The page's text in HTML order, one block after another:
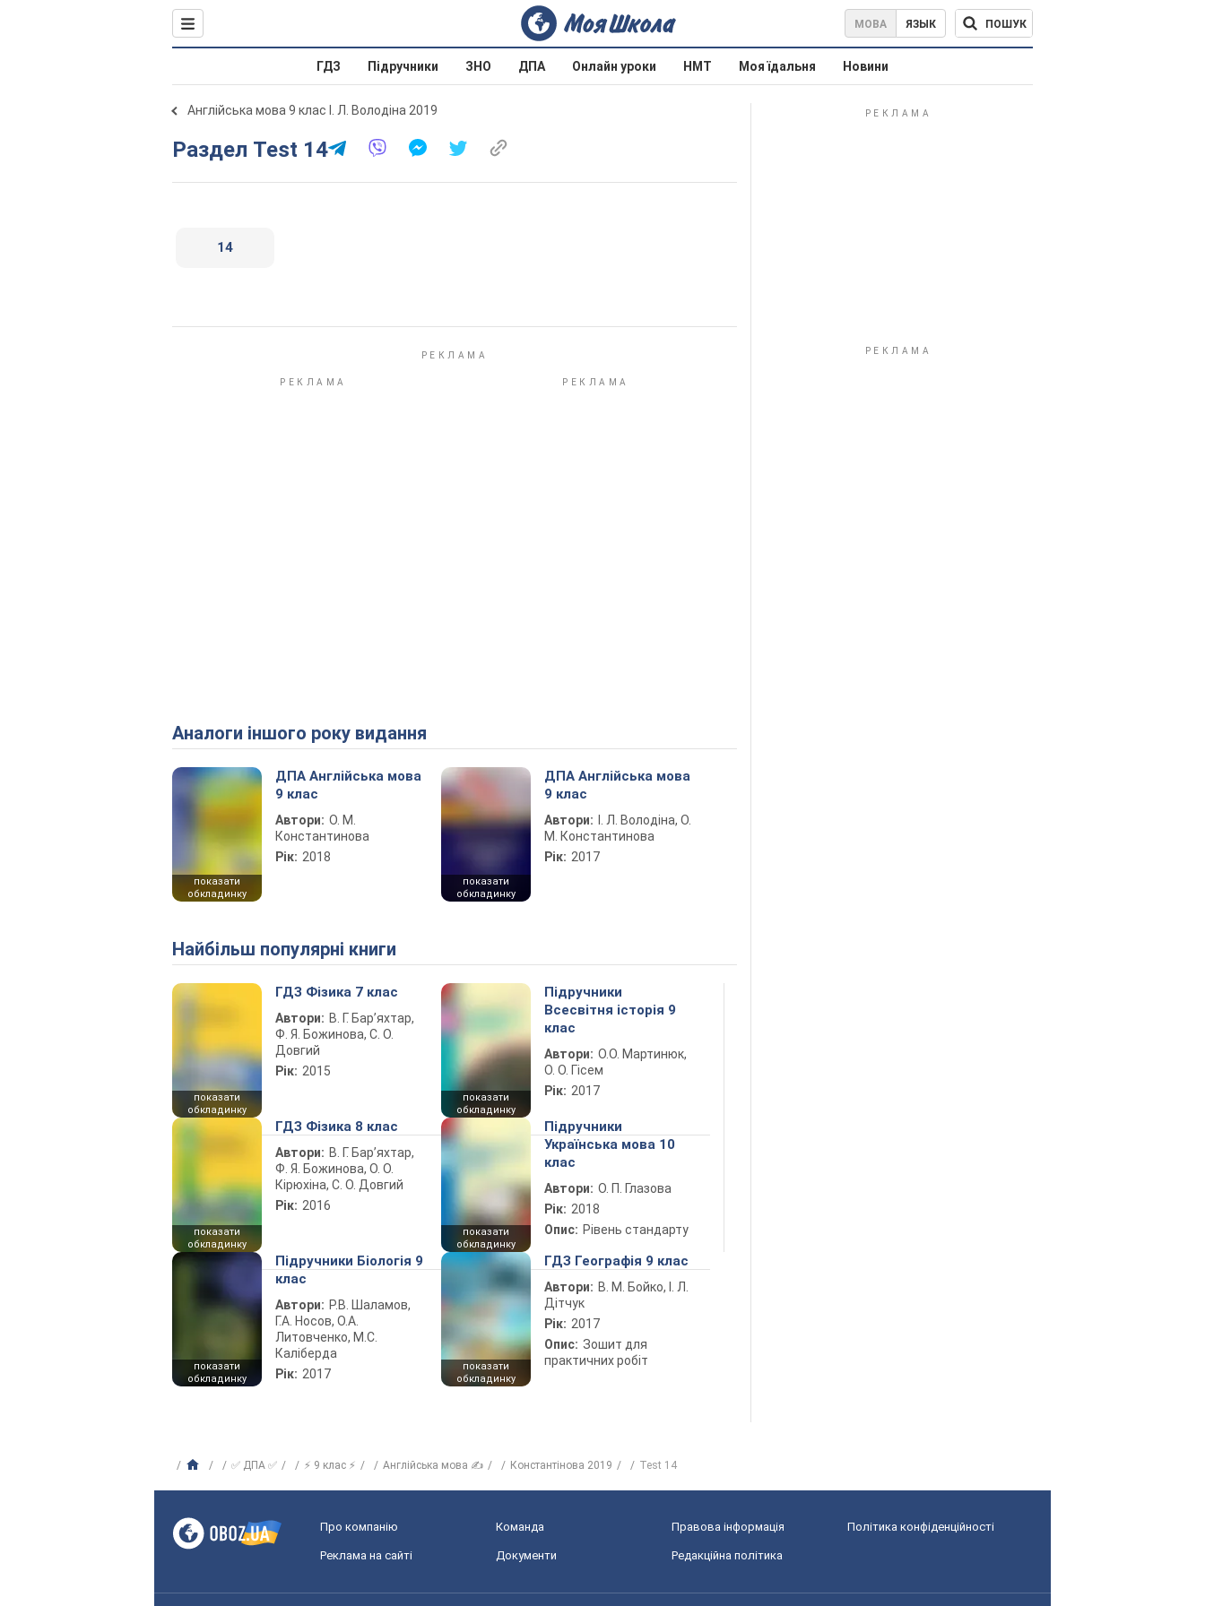
МОВА ЯЗЫК ПОШУК
ГДЗ Підручники ЗНО ДПА Онлайн уроки НМТ Моя їдальня Новини
Англійська мова 9 клас І. Л. Володіна 2019
Раздел Test 14
14
Аналоги іншого року видання
показати
обкладинку
ДПА Англійська мова
9 клас
Автори: О. М.
Константинова
Рік: 2018
показати
обкладинку
ДПА Англійська мова
9 клас
Автори:
І. Л. Володіна, О.
М. Константинова
Рік: 2017
Найбільш популярні книги
показати
обкладинку
ГДЗ Фізика 7 клас
Автори: В. Г. Бар’яхтар,
Ф. Я. Божинова, С. О.
Довгий
Рік: 2015
показати
обкладинку
Підручники
Всесвітня історія 9
клас
Автори: О.О. Мартинюк,
О. О. Гісем
Рік: 2017
показати
обкладинку
ГДЗ Фізика 8 клас
Автори: В. Г. Бар’яхтар,
Ф. Я. Божинова, О. О.
Кірюхіна, С. О. Довгий
Рік: 2016
показати
обкладинку
Підручники
Українська мова 10
клас
Автори: О. П. Глазова
Рік: 2018
Опис: Рівень стандарту
показати
обкладинку
Підручники Біологія 9
клас
Автори: Р.В. Шаламов,
Г.А. Носов, О.А.
Литовченко, М.С.
Каліберда
Рік: 2017
показати
обкладинку
ГДЗ Географія 9 клас
Автори: В. М. Бойко, І. Л.
Дітчук
Рік: 2017
Опис: Зошит для
практичних робіт
✅ ДПА ✅ ⚡ 9 клас ⚡ Англійська мова ✍ Константінова 2019 Test 14
Про компанію Команда Правова інформація Політика конфіденційності
Реклама на сайті Документи Редакційна політика